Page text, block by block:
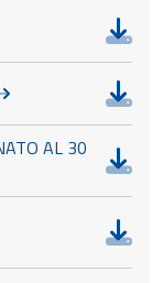
AL 30